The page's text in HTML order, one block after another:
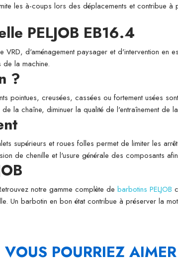
les à-coups lors des déplacements et contribue
PELJOB EB16.4
VRD, d'aménagement paysager et d'intervention
la machine.
?
pointues, creusées, cassées ou fortement usées
la chaîne, diminuer la qualité de l'entraînement de
supérieurs et roues folles permet de limiter les
de chenille et l'usure générale des composants
notre gamme complète de barbotins PELJOB
Un barbotin en bon état contribue à préserver la
VOUS POURRIEZ AIMER